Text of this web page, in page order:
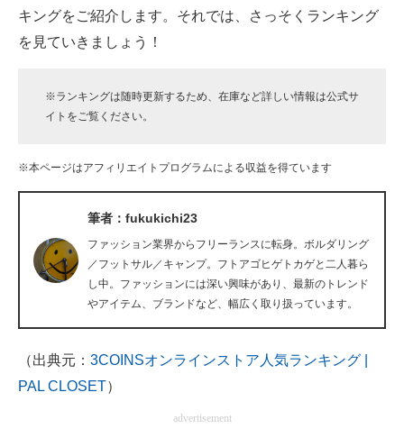
ビジネスと働き方のヒント
企業ITのトレンドを詳説
マーケ×ITの今がよく分かる
ITエンジニア向け専門サイト
企業向けIT製品の総合サイト
IT製品の技術・比較・事例
製造業のIT導入・活用を支援
モノづくり技術者専門サイト
キングをご紹介します。それでは、さっそくランキング
を見ていきましょう！
※ランキングは随時更新するため、在庫など詳しい情報は公式サ
イトをご覧ください。
※本ページはアフィリエイトプログラムによる収益を得ています
筆者：fukukichi23
ファッション業界からフリーランスに転身。ボルダリング
／フットサル／キャンプ。フトアゴヒゲトカゲと二人暮ら
し中。ファッションには深い興味があり、最新のトレンド
やアイテム、ブランドなど、幅広く取り扱っています。
（出典元： 3COINSオンラインストア人気ランキング |
PAL CLOSET）
advertisement